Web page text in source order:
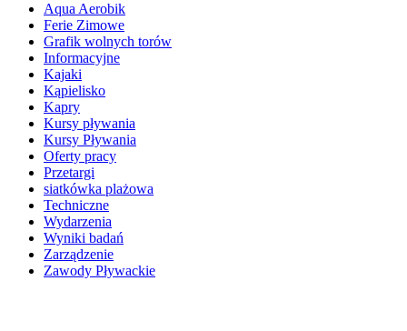
Aqua Aerobik
Ferie Zimowe
Grafik wolnych torów
Informacyjne
Kajaki
Kąpielisko
Kapry
Kursy pływania
Kursy Pływania
Oferty pracy
Przetargi
siatkówka plażowa
Techniczne
Wydarzenia
Wyniki badań
Zarządzenie
Zawody Pływackie